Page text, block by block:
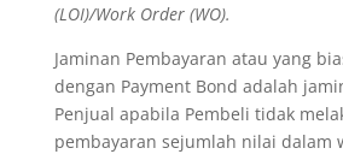
(LOI)/Work Order (WO).
Jaminan Pembayaran atau yang
dengan Payment Bond adalah
Penjual apabila Pembeli tidak
pembayaran sejumlah nilai dalam